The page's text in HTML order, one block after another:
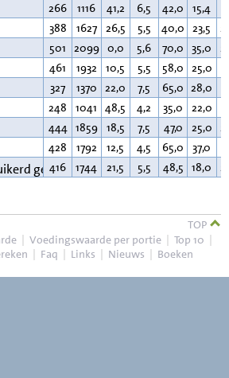
266 1116 41,2 6,5 42,0 15,4
388 1627 26,5 5,5 40,0 23,5
501 2099 0,0 5,6 70,0 35,0
461 1932 10,5 5,5 58,0 25,0
327 1370 22,0 7,5 65,0 28,0
248 1041 48,5 4,2 35,0 22,0
444 1859 18,5 7,5 47,0 25,0
428 1792 12,5 4,5 65,0 37,0
gem.
416 1744 21,5 5,5 48,5 18,0
TOP
| Voedingswaarde per portie | Top 10 |
| Faq | Links | Nieuws | Boeken